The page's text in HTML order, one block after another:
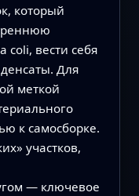
который
coli, вести себя
Для
меткой
к самосборке.
участков,
— ключевое